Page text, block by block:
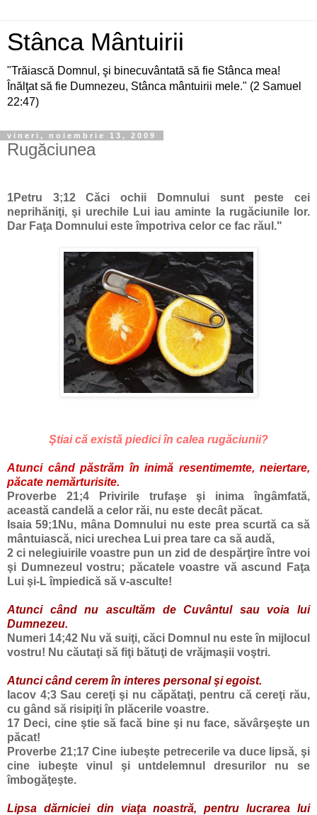
Stânca Mântuirii
"Trăiască Domnul, şi binecuvântată să fie Stânca mea!
Înălţat să fie Dumnezeu, Stânca mântuirii mele." (2 Samuel
22:47)
vineri, noiembrie 13, 2009
Rugăciunea
1Petru 3;12
Căci ochii Domnului sunt peste cei
neprihăniţi, şi urechile Lui iau aminte la rugăciunile lor.
Dar Faţa Domnului este împotriva celor ce fac răul."
Ştiai că există piedici în calea rugăciunii?
Atunci când păstrăm în inimă resentimemte, neiertare,
păcate nemărturisite.
Proverbe 21;4Privirile trufaşe şi inima îngâmfată,
această candelă a celor răi, nu este decât păcat.
Isaia 59;1Nu, mâna Domnului nu este prea scurtă ca să
mântuiască, nici urechea Lui prea tare ca să audă,
2 ci nelegiuirile voastre pun un zid de despărţire între voi
şi Dumnezeul vostru; păcatele voastre vă ascund Faţa
Lui şi-L împiedică să v-asculte!
Atunci când nu ascultăm de Cuvântul sau voia lui
Dumnezeu.
Numeri 14;42 Nu vă suiţi, căci Domnul nu este în mijlocul
vostru! Nu căutaţi să fiţi bătuţi de vrăjmaşii voştri.
Atunci când cerem în interes personal şi egoist.
Iacov 4;3 Sau cereţi şi nu căpătaţi, pentru că cereţi rău,
cu gând să risipiţi în plăcerile voastre.
17 Deci, cine ştie să facă bine şi nu face, săvârşeşte un
păcat!
Proverbe 21;17 Cine iubeşte petrecerile va duce lipsă, şi
cine iubeşte vinul şi untdelemnul dresurilor nu se
îmbogăţeşte.
Lipsa dărniciei din viaţa noastră, pentru lucrarea lui